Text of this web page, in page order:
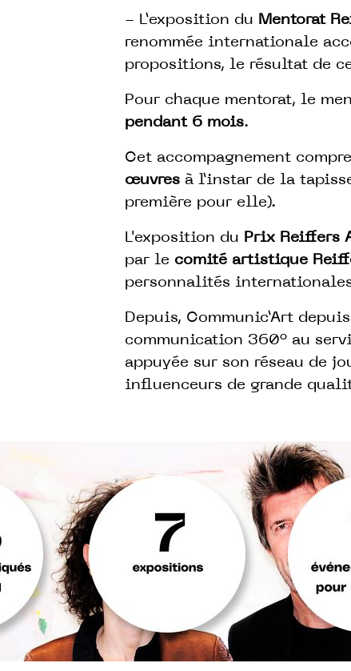
- L’exposition du Mentorat
renommée internationale
propositions, le résultat de
Pour chaque mentorat, le
pendant 6 mois.
Cet accompagnement
œuvres à l’instar de la
première pour elle).
L'exposition du Prix Reiffers
par le comité artistique
personnalités
Depuis, Communic’Art
communication 360° au
appuyée sur son réseau de
influenceurs de grande